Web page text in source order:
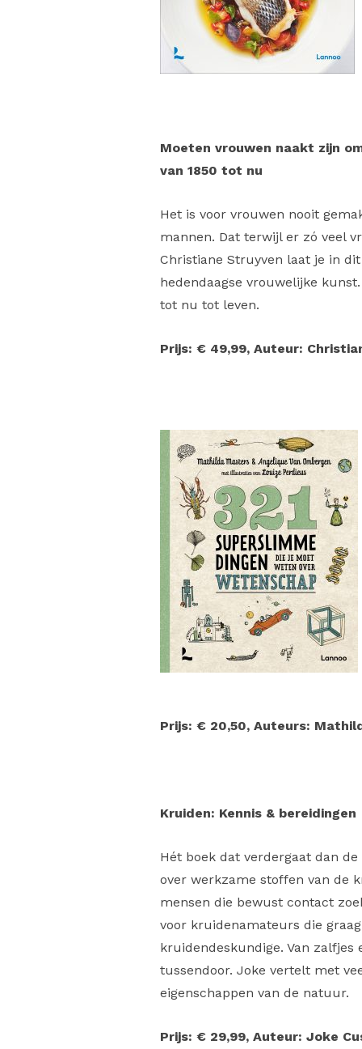
Moeten vrouwen naakt zijn
van 1850 tot nu
Het is voor vrouwen nooit
mannen. Dat terwijl er zó veel
Christiane Struyven laat je in
hedendaagse vrouwelijke
tot nu tot leven.
Prijs: € 49,99, Auteur:
Prijs: € 20,50, Auteurs:
Kruiden: Kennis & bereidingen
Hét boek dat verdergaat dan
over werkzame stoffen van de
mensen die bewust contact
voor kruidenamateurs die
kruidendeskundige. Van
tussendoor. Joke vertelt met
eigenschappen van de natuur.
Prijs: € 29,99, Auteur: Joke